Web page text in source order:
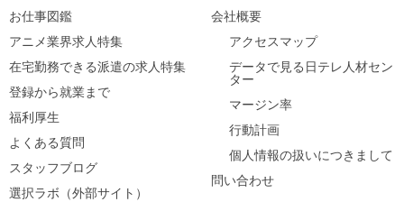
お仕事図鑑
アニメ業界求人特集
在宅勤務できる派遣の求人特集
登録から就業まで
福利厚生
よくある質問
スタッフブログ
選択ラボ（外部サイト）
会社概要
アクセスマップ
データで見る日テレ人材セン
ター
マージン率
行動計画
個人情報の扱いにつきまして
問い合わせ